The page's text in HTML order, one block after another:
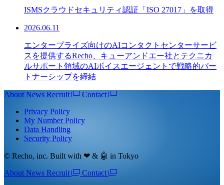
ISMSクラウドセキュリティ認証「ISO 27017」を取得
2026.06.11
エンタープライズ向けのAIコンタクトセンターサービ
スを提供するRecho、キューアンドエー社とテクニカ
ルサポート領域のAIボイスエージェントで戦略的パー
トナーシップを締結
About News Recruit
Contact
Privacy Policy
My Number Policy
Data Handling
Security Policy
© Recho, inc. Built with ❤ & 🤖 in Tokyo
About News Recruit Contact